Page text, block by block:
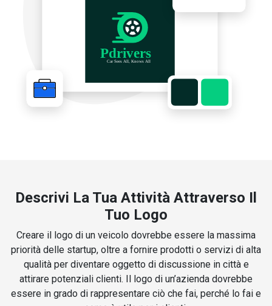
Descrivi La Tua Attività Attraverso Il
Tuo Logo
Creare il logo di un veicolo dovrebbe essere la massima
priorità delle startup, oltre a fornire prodotti o servizi di alta
qualità per diventare oggetto di discussione in città e
attirare potenziali clienti. Il logo di un’azienda dovrebbe
essere in grado di rappresentare ciò che fai, perché lo fai e